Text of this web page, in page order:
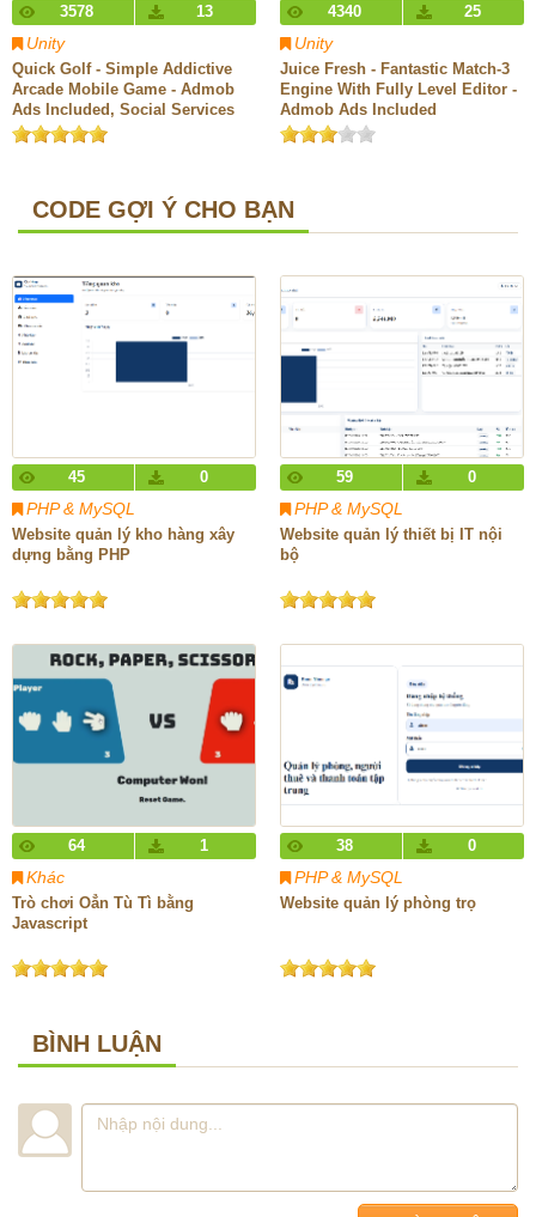
3578 13
Unity
Quick Golf - Simple Addictive
Arcade Mobile Game - Admob
Ads Included, Social Services
Ready
4340 25
Unity
Juice Fresh - Fantastic Match-3
Engine With Fully Level Editor -
Admob Ads Included
CODE GỢI Ý CHO BẠN
45 0
PHP & MySQL
Website quản lý kho hàng xây
dựng bằng PHP
59 0
PHP & MySQL
Website quản lý thiết bị IT nội
bộ
64 1
Khác
Trò chơi Oẳn Tù Tì bằng
Javascript
38 0
PHP & MySQL
Website quản lý phòng trọ
BÌNH LUẬN